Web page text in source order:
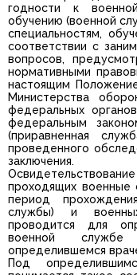
годности к
обучению (военной
специальностям,
соответствии с
вопросов,
нормативными
настоящим
Министерства
федеральных
федеральным
(приравненная
проведенного
заключения.
проходящих военные
период
службы) и
проводится для
военной службе
определившемся
Под